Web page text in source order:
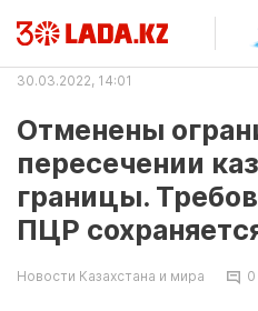
30.03.2022, 14:01
Отменены
пересечении
границы.
ПЦР
Новости Казахстана и мира 0